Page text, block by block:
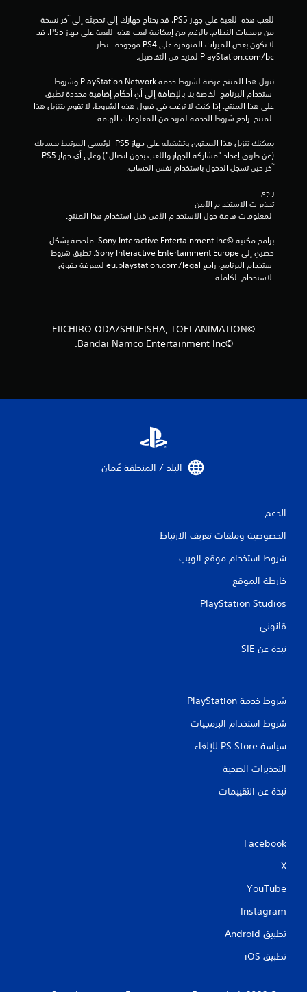
ق
ي
م
ا
ت
‎PlayStation.com/bc لمزيد من التفاصيل.
المنتج. راجع شروط الخدمة لمزيد من المعلومات الهامة.
آخر حين تسجل الدخول باستخدام نفس الحساب.
راجع
تحذيرات الاستخدام الآمن
الاستخدام الكاملة.
©EIICHIRO ODA/SHUEISHA, TOEI ANIMATION
©Bandai Namco Entertainment Inc.
البلد / المنطقة عُمان‏
الدعم
الخصوصية وملفات تعريف الارتباط
شروط استخدام موقع الويب
خارطة الموقع
PlayStation Studios
قانوني
نبذة عن SIE‏
شروط خدمة PlayStation‏
شروط استخدام البرمجيات
سياسة PS Store للإلغاء
التحذيرات الصحية
نبذة عن التقييمات
Facebook
X
YouTube
Instagram
تطبيق Android‏
تطبيق iOS‏